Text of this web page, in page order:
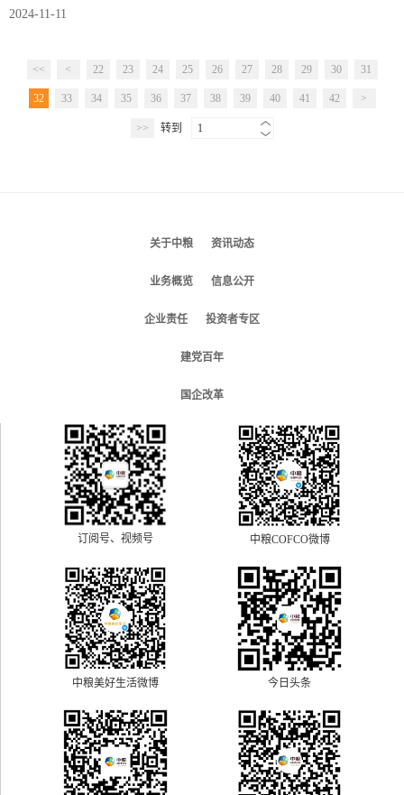
2024-11-11
<< < 22 23 24 25 26 27 28 29 30 31
32 33 34 35 36 37 38 39 40 41 42 >
>> 转到 1
关于中粮 资讯动态
业务概览 信息公开
企业责任 投资者专区
建党百年
国企改革
订阅号、视频号 中粮COFCO微博
中粮美好生活微博 今日头条